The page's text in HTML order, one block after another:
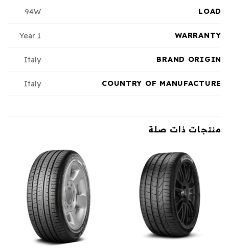
LOAD
94W
WARRANTY
1 Year
BRAND ORIGIN
Italy
COUNTRY OF MANUFACTURE
Italy
منتجات ذات صلة